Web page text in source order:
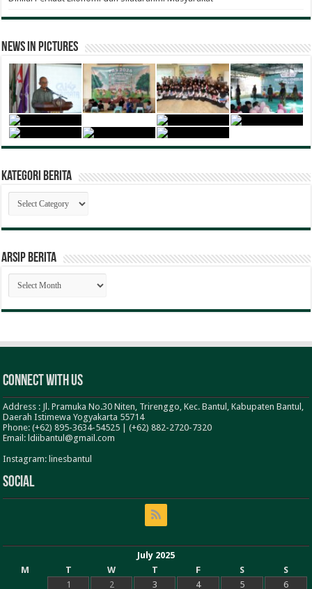
News in Pictures
Kategori Berita
Kategori
Berita
ARSIP BERITA
ARSIP
BERITA
Connect With Us
Address : Jl. Pramuka No.30 Niten, Trirenggo, Kec. Bantul, Kabupaten Bantul,
Daerah Istimewa Yogyakarta 55714
Phone: (+62) 895-3634-54525 | (+62) 882-2720-7320
Email: ldiibantul@gmail.com
Instagram: linesbantul
Social
July 2025
M
T W T F S
S
1
2 3 4 5 6